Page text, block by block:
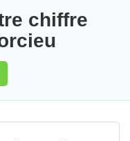
chiffre